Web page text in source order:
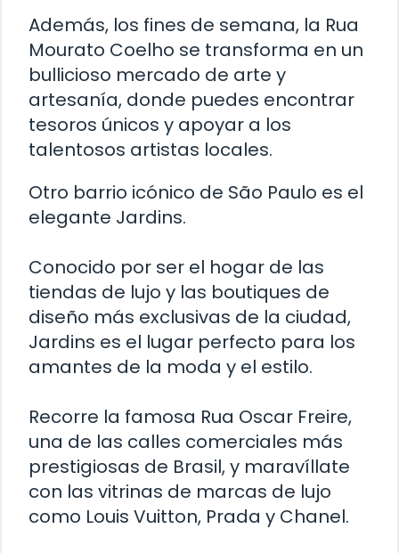
Además, los fines de semana, la Rua
Mourato Coelho se transforma en un
bullicioso mercado de arte y
artesanía, donde puedes encontrar
tesoros únicos y apoyar a los
talentosos artistas locales.
Otro barrio icónico de São Paulo es el
elegante Jardins.
Conocido por ser el hogar de las
tiendas de lujo y las boutiques de
diseño más exclusivas de la ciudad,
Jardins es el lugar perfecto para los
amantes de la moda y el estilo.
Recorre la famosa Rua Oscar Freire,
una de las calles comerciales más
prestigiosas de Brasil, y maravíllate
con las vitrinas de marcas de lujo
como Louis Vuitton, Prada y Chanel.